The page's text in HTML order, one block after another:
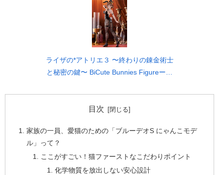
ライザの*アトリエ３ 〜終わりの錬金術士
と秘密の鍵〜 BiCute Bunnies Figureーラ
目次
家族の一員、愛猫のための「ブルーデオS にゃんこモデ
ル」って？
ここがすごい！猫ファーストなこだわりポイント
化学物質を放出しない安心設計